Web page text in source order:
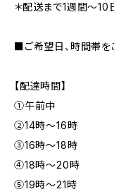
＊配送まで1週間〜10
■ご希望日、時間帯を
【配達時間】
①午前中
②14時〜16時
③16時〜18時
④18時〜20時
⑤19時〜21時